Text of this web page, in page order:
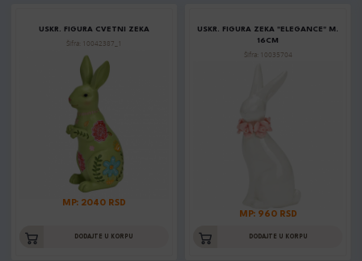
USKR. FIGURA CVETNI ZEKA
Šifra: 10042387_1
MP: 2040 RSD
DODAJTE U KORPU
USKR. FIGURA ZEKA "ELEGANCE" M.
16CM
Šifra: 10035704
MP: 960 RSD
DODAJTE U KORPU